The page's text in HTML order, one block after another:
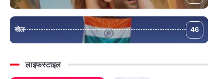
खेल 46
लाइफस्टाइल